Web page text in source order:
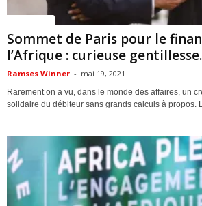
Sommet de Paris pour le
l’Afrique : curieuse
Ramses Winner - mai 19, 2021
Rarement on a vu, dans le monde des affaires, un
solidaire du débiteur sans grands calculs à propos.